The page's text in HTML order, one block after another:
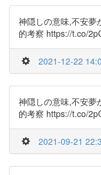
神隠しの意味,不安夢
的考察 https://t.co/
2021-12-22
神隠しの意味,不安夢
的考察 https://t.co/
2021-09-21